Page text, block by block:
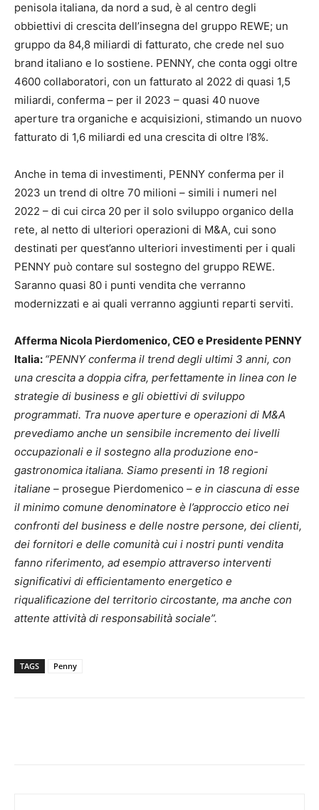
penisola italiana, da nord a sud, è al centro degli
obbiettivi di crescita dell’insegna del gruppo REWE; un
gruppo da 84,8 miliardi di fatturato, che crede nel suo
brand italiano e lo sostiene. PENNY, che conta oggi oltre
4600 collaboratori, con un fatturato al 2022 di quasi 1,5
miliardi, conferma – per il 2023 – quasi 40 nuove
aperture tra organiche e acquisizioni, stimando un nuovo
fatturato di 1,6 miliardi ed una crescita di oltre l’8%.
Anche in tema di investimenti, PENNY conferma per il
2023 un trend di oltre 70 milioni – simili i numeri nel
2022 – di cui circa 20 per il solo sviluppo organico della
rete, al netto di ulteriori operazioni di M&A, cui sono
destinati per quest’anno ulteriori investimenti per i quali
PENNY può contare sul sostegno del gruppo REWE.
Saranno quasi 80 i punti vendita che verranno
modernizzati e ai quali verranno aggiunti reparti serviti.
Afferma Nicola Pierdomenico, CEO e Presidente PENNY
Italia: “PENNY conferma il trend degli ultimi 3 anni, con
una crescita a doppia cifra, perfettamente in linea con le
strategie di business e gli obiettivi di sviluppo
programmati. Tra nuove aperture e operazioni di M&A
prevediamo anche un sensibile incremento dei livelli
occupazionali e il sostegno alla produzione eno-
gastronomica italiana. Siamo presenti in 18 regioni
italiane – prosegue Pierdomenico – e in ciascuna di esse
il minimo comune denominatore è l’approccio etico nei
confronti del business e delle nostre persone, dei clienti,
dei fornitori e delle comunità cui i nostri punti vendita
fanno riferimento, ad esempio attraverso interventi
significativi di efficientamento energetico e
riqualificazione del territorio circostante, ma anche con
attente attività di responsabilità sociale”.
TAGS Penny